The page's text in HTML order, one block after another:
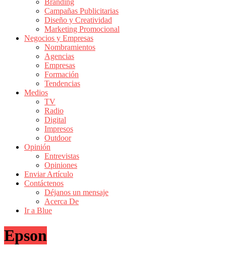
Magazine
Publicidad
Marketing
Noticias
Actualidad
Mercadeo
Colombia
Revistas
Actualidad
Colombia
Revista
iBlue
Marketing
Branding
Campañas Publicitarias
Diseño y Creatividad
Marketing Promocional
Negocios y Empresas
Nombramientos
Agencias
Empresas
Formación
Tendencias
Medios
TV
Radio
Digital
Impresos
Outdoor
Opinión
Entrevistas
Opiniones
Enviar Artículo
Contáctenos
Déjanos un mensaje
Acerca De
Ir a Blue
Epson